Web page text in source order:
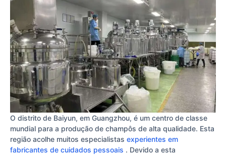
O distrito de Baiyun, em Guangzhou, é um centro de classe
mundial para a produção de champôs de alta qualidade. Esta
região acolhe muitos especialistas experientes em
fabricantes de cuidados pessoais . Devido a esta